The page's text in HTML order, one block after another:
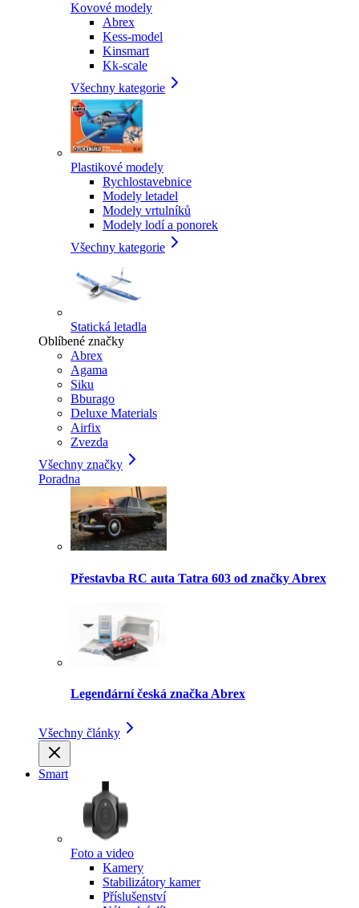
Kovové modely
Abrex
Kess-model
Kinsmart
Kk-scale
Všechny kategorie
Plastikové modely
Rychlostavebnice
Modely letadel
Modely vrtulníků
Modely lodí a ponorek
Všechny kategorie
Statická letadla
Oblíbené značky
Abrex
Agama
Siku
Bburago
Deluxe Materials
Airfix
Zvezda
Všechny značky
Poradna
Přestavba RC auta Tatra 603 od značky Abrex
Legendární česká značka Abrex
Všechny články
Smart
Foto a video
Kamery
Stabilizátory kamer
Příslušenství